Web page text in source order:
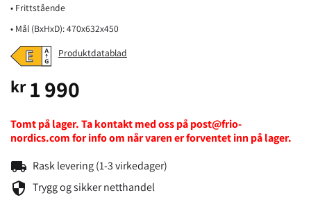
• Frittstående
• Mål (BxHxD): 470x632x450
Produktdatablad
kr1 990
Tomt på lager. Ta kontakt med oss på post@frio-
nordics.com for info om når varen er forventet inn på lager.
local_shipping Rask levering (1-3 virkedager)
security Trygg og sikker netthandel